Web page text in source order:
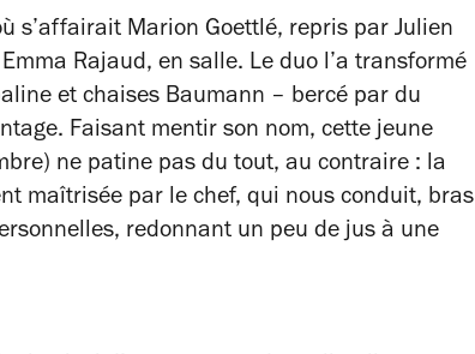
s’affairait Marion Goettlé, repris par Julien
Rajaud, en salle. Le duo l’a transformé
et chaises Baumann – bercé par du
Faisant mentir son nom, cette jeune
ne patine pas du tout, au contraire : la
maîtrisée par le chef, qui nous conduit, bras
redonnant un peu de jus à une